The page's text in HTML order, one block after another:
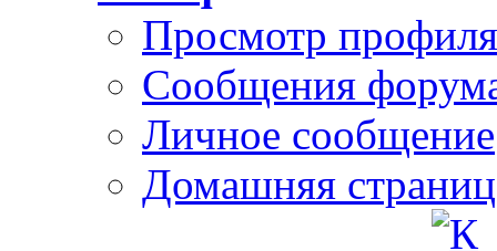
Просмотр профиля
Сообщения
Личное сообщение
Домашняя